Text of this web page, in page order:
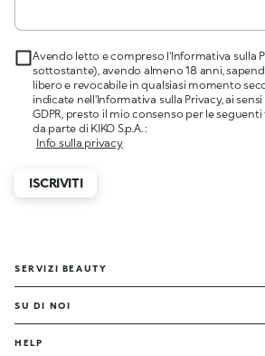
Avendo letto e compreso l'Informativa sulla
sottostante), avendo almeno 18 anni,
libero e revocabile in qualsiasi momento
indicate nell'Informativa sulla Privacy, ai
GDPR, presto il mio consenso per le
da parte di KIKO S.p.A. :
Info sulla privacy
ISCRIVITI
SERVIZI BEAUTY
SU DI NOI
HELP